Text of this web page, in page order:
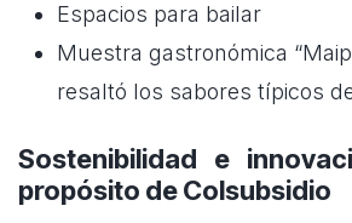
Espacios para bailar
Muestra gastronómica
resaltó los sabores típicos
Sostenibilidad e
propósito de Colsubsidio